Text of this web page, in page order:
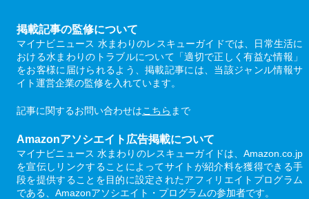
掲載記事の監修について
マイナビニュース 水まわりのレスキューガイドでは、日常生活に
おける水まわりのトラブルについて「適切で正しく有益な情報」
をお客様に届けられるよう、掲載記事には、当該ジャンル情報サ
イト運営企業の監修を入れています。
記事に関するお問い合わせはこちら まで
Amazonアソシエイト広告掲載について
マイナビニュース 水まわりのレスキューガイドは、Amazon.co.jp
を宣伝しリンクすることによってサイトが紹介料を獲得できる手
段を提供することを目的に設定されたアフィリエイトプログラム
である、Amazonアソシエイト・プログラムの参加者です。